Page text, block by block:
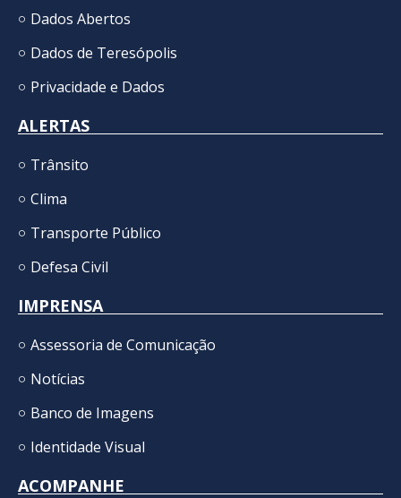
Dados Abertos
Dados de Teresópolis
Privacidade e Dados
ALERTAS
Trânsito
Clima
Transporte Público
Defesa Civil
IMPRENSA
Assessoria de Comunicação
Notícias
Banco de Imagens
Identidade Visual
ACOMPANHE